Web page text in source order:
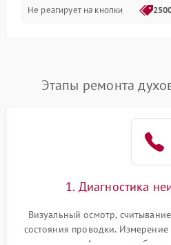
Не реагирует на кнопки
Этапы ремонта
1. Диагностика
Визуальный осмотр,
состояния проводки.